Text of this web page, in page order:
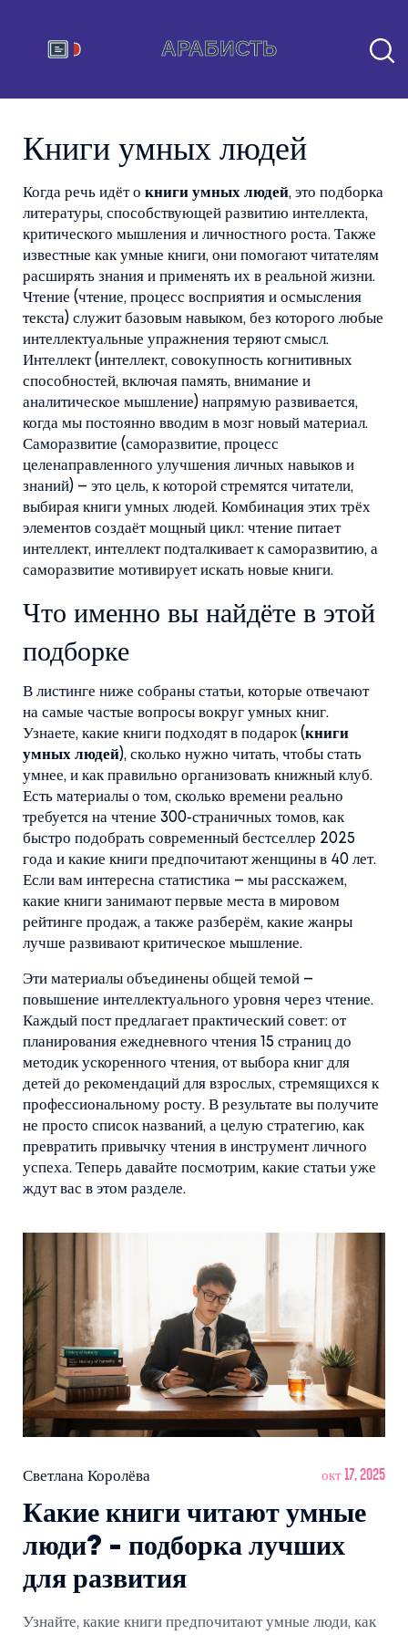
Книги умных людей
Когда речь идёт о книги умных людей, это подборка
литературы, способствующей развитию интеллекта,
критического мышления и личностного роста. Также
известные как умные книги, они помогают читателям
расширять знания и применять их в реальной жизни.
Чтение (чтение, процесс восприятия и осмысления
текста) служит базовым навыком, без которого любые
интеллектуальные упражнения теряют смысл.
Интеллект (интеллект, совокупность когнитивных
способностей, включая память, внимание и
аналитическое мышление) напрямую развивается,
когда мы постоянно вводим в мозг новый материал.
Саморазвитие (саморазвитие, процесс
целенаправленного улучшения личных навыков и
знаний) – это цель, к которой стремятся читатели,
выбирая книги умных людей. Комбинация этих трёх
элементов создаёт мощный цикл: чтение питает
интеллект, интеллект подталкивает к саморазвитию, а
саморазвитие мотивирует искать новые книги.
Что именно вы найдёте в этой
подборке
В листинге ниже собраны статьи, которые отвечают
на самые частые вопросы вокруг умных книг.
Узнаете, какие книги подходят в подарок (книги
умных людей), сколько нужно читать, чтобы стать
умнее, и как правильно организовать книжный клуб.
Есть материалы о том, сколько времени реально
требуется на чтение 300‑страничных томов, как
быстро подобрать современный бестселлер 2025
года и какие книги предпочитают женщины в 40 лет.
Если вам интересна статистика – мы расскажем,
какие книги занимают первые места в мировом
рейтинге продаж, а также разберём, какие жанры
лучше развивают критическое мышление.
Эти материалы объединены общей темой –
повышение интеллектуального уровня через чтение.
Каждый пост предлагает практический совет: от
планирования ежедневного чтения 15 страниц до
методик ускоренного чтения, от выбора книг для
детей до рекомендаций для взрослых, стремящихся к
профессиональному росту. В результате вы получите
не просто список названий, а целую стратегию, как
превратить привычку чтения в инструмент личного
успеха. Теперь давайте посмотрим, какие статьи уже
ждут вас в этом разделе.
Светлана Королёва окт 17, 2025
Какие книги читают умные
люди? - подборка лучших
для развития
Узнайте, какие книги предпочитают умные люди, как